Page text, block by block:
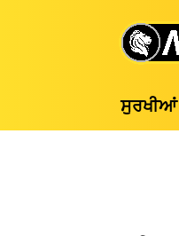
Post
ਸੁਰਖੀਆਂ